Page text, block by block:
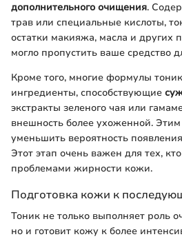
дополнительного очищения.
трав или специальные кислоты,
остатки макияжа, масла и других
могло пропустить ваше средство
Кроме того, многие формулы
ингредиенты, способствующие
экстракты зеленого чая или
внешность более ухоженной.
уменьшить вероятность
Этот этап очень важен для тех,
проблемами жирности кожи.
Подготовка кожи к
Тоник не только выполняет роль
но и готовит кожу к более